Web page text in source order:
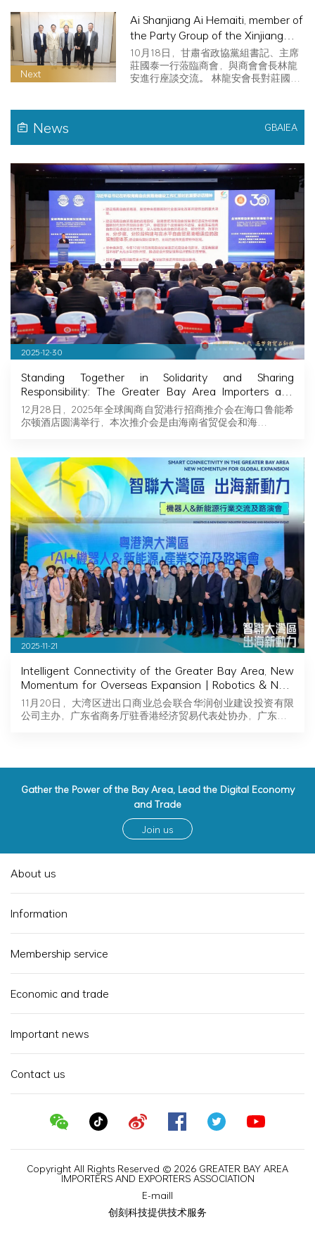
Next
Ai Shanjiang Ai Hemaiti, member of
the Party Group of the Xinjiang
Uygur Autonomous Region and
Vice Chairman of the CPPCC, led a
delegation to visit China
10月18日，甘肅省政協黨組書記、主席
莊國泰一行蒞臨商會，與商會會長林龍
安進行座談交流。 林龍安會長對莊國泰
News GBAIEA
2025-12-30
Standing Together in Solidarity and Sharing
Responsibility: The Greater Bay Area Importers and
Exporters Association Explores New Opportunities in
Hainan, Joining Hands with Fujian Businessmen to
Seize Business Opportunities in Hainan!
12月28日，2025年全球闽商自贸港行招商推介会在海口鲁能希
尔顿酒店圆满举行，本次推介会是由海南省贸促会和海…
2025-11-21
Intelligent Connectivity of the Greater Bay Area, New
Momentum for Overseas Expansion | Robotics & New
Energy Industry Exchange and Roadshow Successfully
Held in Hong Kong
11月20日，大湾区进出口商业总会联合华润创业建设投资有限
公司主办，广东省商务厅驻香港经济贸易代表处协办，广东…
Gather the Power of the Bay Area, Lead the Digital Economy
and Trade
Join us
About us
Information
Membership service
Economic and trade
Important news
Contact us
Copyright All Rights Reserved © 2026 GREATER BAY AREA
IMPORTERS AND EXPORTERS ASSOCIATION
E-maill
创刻科技提供技术服务